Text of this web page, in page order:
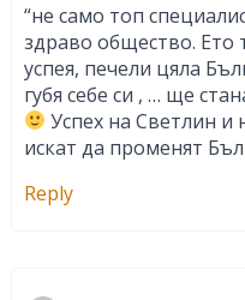
“не само топ
здраво общество. Ето
успея, печели цяла
губя себе си , … ще
Успех на Светлин и
искат да променят
Reply